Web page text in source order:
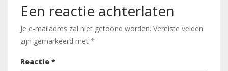
Een reactie achterlaten
Je e-mailadres zal niet getoond worden. Vereiste velden
zijn gemarkeerd met *
Reactie *